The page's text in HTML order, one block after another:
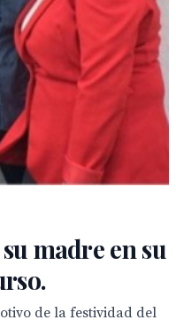
madre en su
de la festividad del